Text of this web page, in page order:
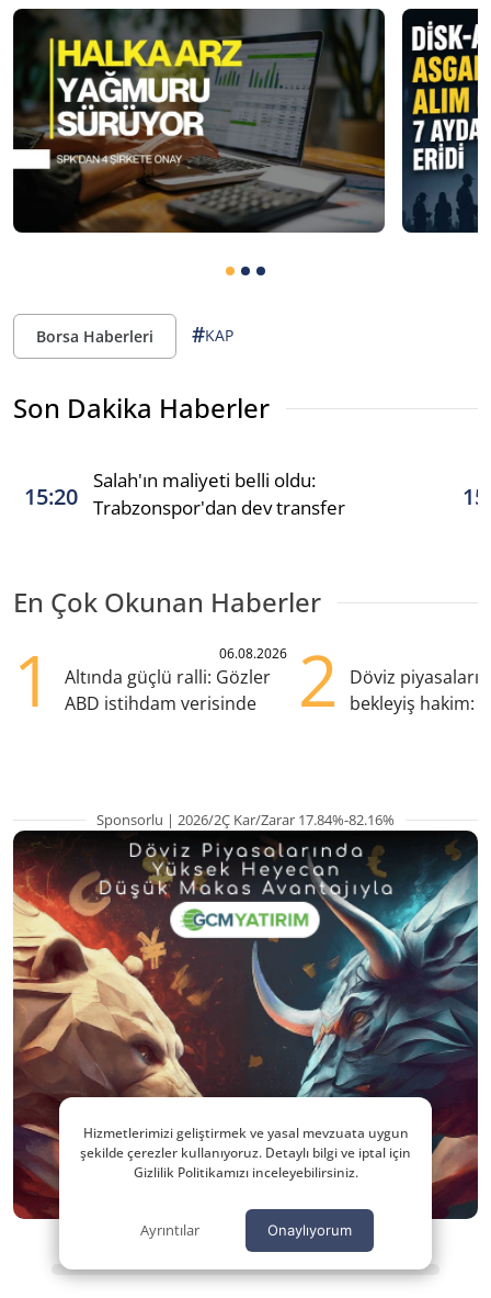
Borsa Haberleri #KAP
Son Dakika Haberler
15:20
Salah'ın maliyeti belli oldu:
Trabzonspor'dan dev transfer
En Çok Okunan Haberler
1 06.08.2026
Altında güçlü ralli: Gözler
ABD istihdam verisinde
2
Döviz
bekleyiş hakim:
Sponsorlu | 2026/2Ç Kar/Zarar 17.84%-82.16%
Hizmetlerimizi geliştirmek ve yasal mevzuata uygun
şekilde çerezler kullanıyoruz. Detaylı bilgi ve iptal için
Gizlilik Politikamızı inceleyebilirsiniz.
Ayrıntılar Onaylıyorum